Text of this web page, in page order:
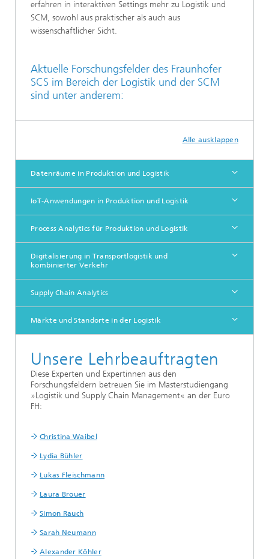
erfahren in interaktiven Settings mehr zu Logistik und
SCM, sowohl aus praktischer als auch aus
wissenschaftlicher Sicht.
Aktuelle Forschungsfelder des Fraunhofer
SCS im Bereich der Logistik und der SCM
sind unter anderem:
Alle ausklappen
Datenräume in Produktion und Logistik
IoT-Anwendungen in Produktion und Logistik
Process Analytics für Produktion und Logistik
Digitalisierung in Transportlogistik und
kombinierter Verkehr
Supply Chain Analytics
Märkte und Standorte in der Logistik
Unsere Lehrbeauftragten
Diese Experten und Expertinnen aus den
Forschungsfeldern betreuen Sie im Masterstudiengang
»Logistik und Supply Chain Management« an der Euro
FH:
Christina Waibel
Lydia Bühler
Lukas Fleischmann
Laura Brouer
Simon Rauch
Sarah Neumann
Alexander Köhler